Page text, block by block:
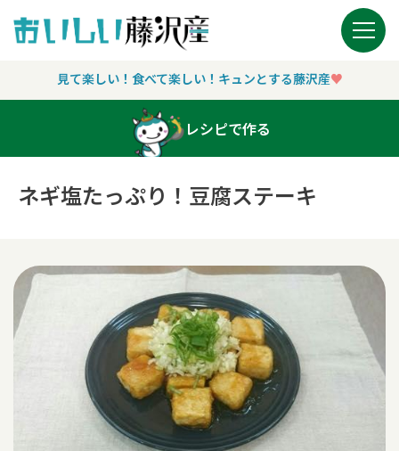
Main Navigation
見て楽しい！食べて楽しい！キュンとする藤沢産♥︎
レシピで作る
ネギ塩たっぷり！豆腐ステーキ